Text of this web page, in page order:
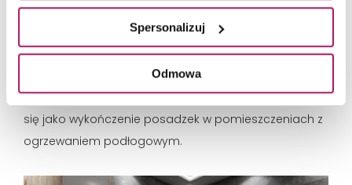
Spersonalizuj
Odmowa
betonem. Wykończenie lapatto dodatkowo podkreśla
tonalny charakter płytek Azario Livid - dzięki temu
jeszcze bardziej przypominają strukturę betonu. Płytki
Livid to gres szkliwiony o wysokiej odporności na
ścieranie potwierdzone klasą PEI 4 . Świetnie sprawdzą
się jako wykończenie posadzek w pomieszczeniach z
ogrzewaniem podłogowym.